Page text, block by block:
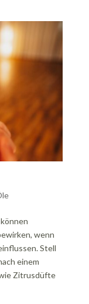
wenn
Stell
einem
Zitrusdüfte